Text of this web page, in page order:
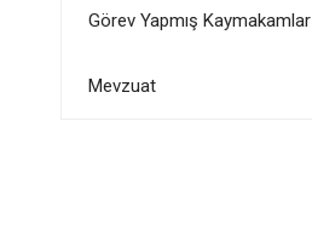
Görev Yapmış Kaymakamlar
Mevzuat